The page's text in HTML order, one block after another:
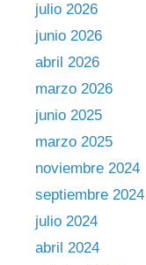
julio 2026
junio 2026
abril 2026
marzo 2026
junio 2025
marzo 2025
noviembre 2024
septiembre 2024
julio 2024
abril 2024